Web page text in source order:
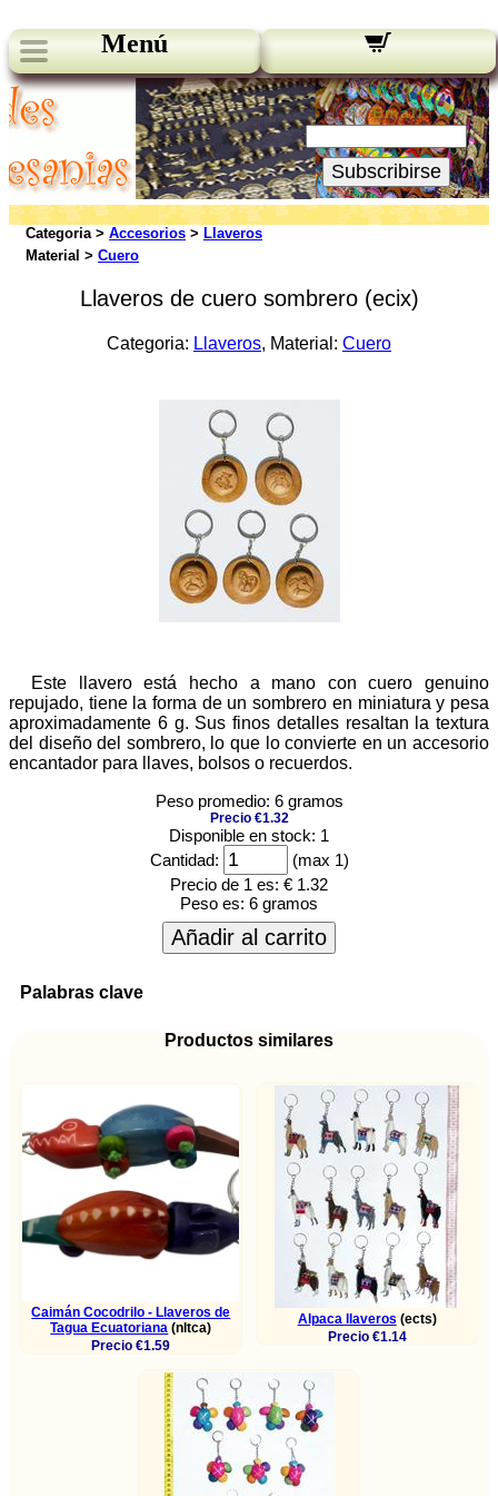
Menú
Novedades:
Su Email:
Subscribirse
Categoria > Accesorios > Llaveros
Material > Cuero
Llaveros de cuero sombrero (ecix)
Categoria: Llaveros, Material: Cuero
Este llavero está hecho a mano con cuero genuino
repujado, tiene la forma de un sombrero en miniatura y pesa
aproximadamente 6 g. Sus finos detalles resaltan la textura
del diseño del sombrero, lo que lo convierte en un accesorio
encantador para llaves, bolsos o recuerdos.
Peso promedio: 6 gramos
Precio €1.32
Disponible en stock: 1
Cantidad:
(max 1)
Precio de 1 es: € 1.32
Peso es: 6 gramos
Añadir al carrito
Palabras clave
Productos similares
Caimán Cocodrilo - Llaveros de
Tagua Ecuatoriana (nltca)
Precio €1.59
Alpaca llaveros (ects)
Precio €1.14